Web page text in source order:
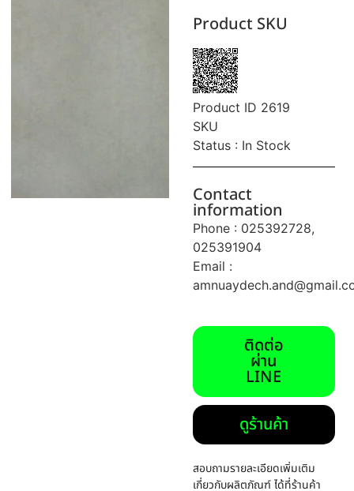
Product SKU
Product ID 2619
SKU
Status : In Stock
Contact
information
Phone : 025392728,
025391904
Email :
ติดต่อ
ผ่าน
LINE
ดูร้านค้า
สอบถามรายละเอียดเพิ่มเติม
เกี่ยวกับผลิตภัณฑ์ ได้ที่ร้านค้า